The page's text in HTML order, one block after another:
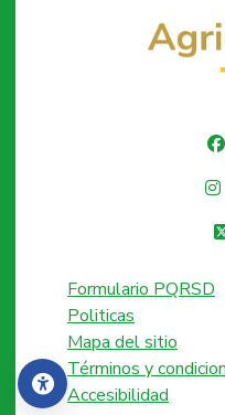
Accesibilidad
Formulario PQRSD
Politicas
Mapa del sitio
Términos y
Accesibilidad